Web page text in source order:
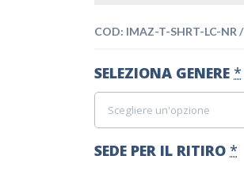
COD: IMAZ-T-SHRT-LC-NR
SELEZIONA GENERE *
SEDE PER IL RITIRO *